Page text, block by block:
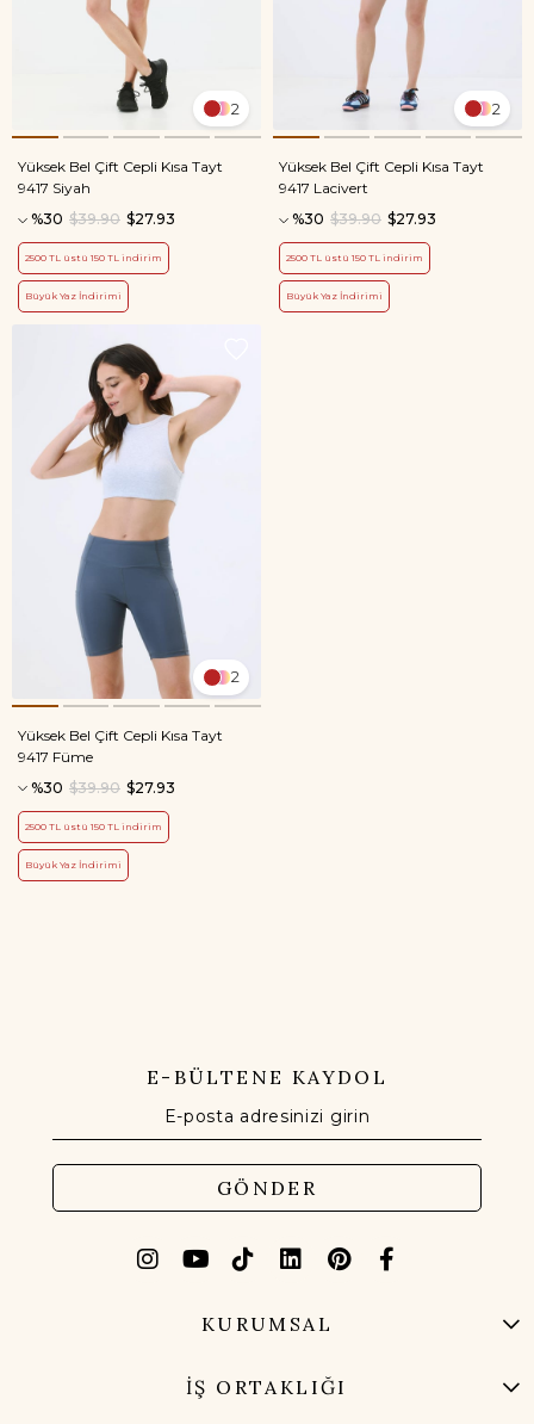
2
Yüksek Bel Çift Cepli Kısa Tayt
9417 Siyah
%30
$27.93
$39.90
2500 TL üstü 150 TL indirim
Büyük Yaz İndirimi
2
Yüksek Bel Çift Cepli Kısa Tayt
9417 Lacivert
%30
$27.93
$39.90
2500 TL üstü 150 TL indirim
Büyük Yaz İndirimi
2
Yüksek Bel Çift Cepli Kısa Tayt
9417 Füme
%30
$27.93
$39.90
2500 TL üstü 150 TL indirim
Büyük Yaz İndirimi
E-BÜLTENE KAYDOL
GÖNDER
KURUMSAL
İŞ ORTAKLIĞI